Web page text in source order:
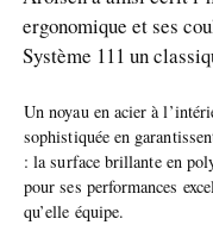
ergonomique et ses
Système 111 un
Un noyau en acier à
sophistiquée en
: la surface brillante en
pour ses performances
qu’elle équipe.